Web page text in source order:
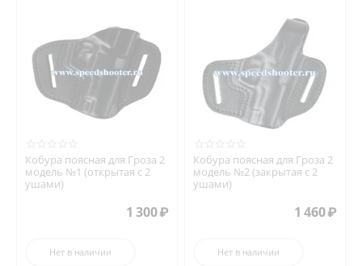
Кобура поясная для Гроза 2
модель №1 (открытая с 2
ушами)
1 300₽
Нет в наличии
Кобура поясная для Гроза 2
модель №2 (закрытая с 2
ушами)
1 460₽
Нет в наличии